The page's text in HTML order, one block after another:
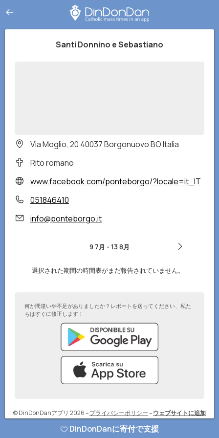
Santi Donnino e Sebastiano
Via Moglio, 20 40037 Borgonuovo BO Italia
Rito romano
www.facebook.com/ponteborgo/?locale=it_IT
051846410
info@ponteborgo.it
9 7月 - 13 8月
選択された期間の時間表がまだ報告されていません。
何か間違いや不足がありましたか？レポートを送ってください、私た
ちはすぐに修正します！
© DinDonDanアプリ 2026–プライバシーポリシー–ウェブサイトに追加
DinDonDanに寄付で支援